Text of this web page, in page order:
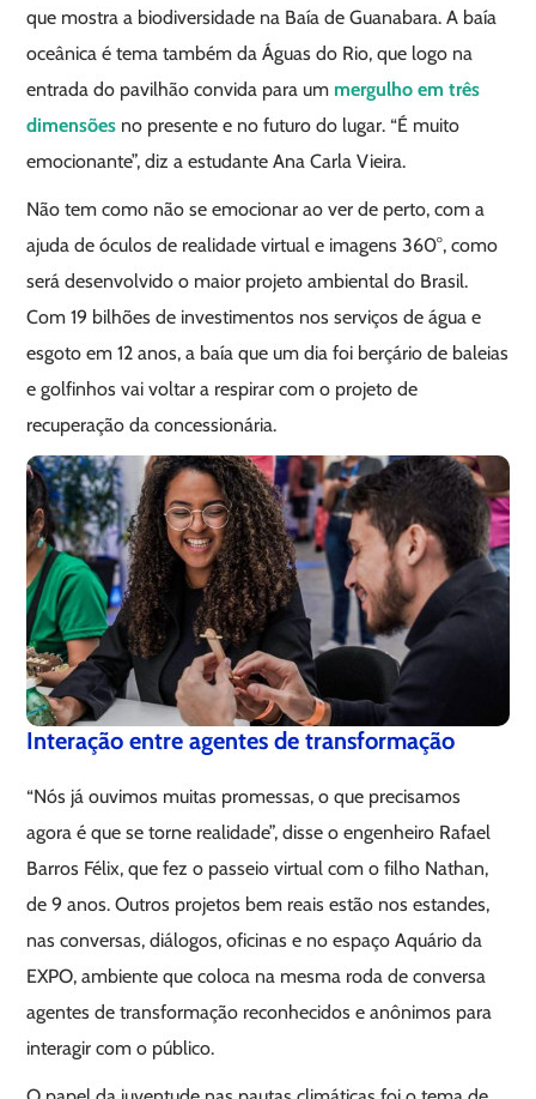
que mostra a biodiversidade na Baía de Guanabara. A baía
oceânica é tema também da Águas do Rio, que logo na
entrada do pavilhão convida para um mergulho em três
dimensões no presente e no futuro do lugar. “É muito
emocionante”, diz a estudante Ana Carla Vieira.
Não tem como não se emocionar ao ver de perto, com a
ajuda de óculos de realidade virtual e imagens 360°, como
será desenvolvido o maior projeto ambiental do Brasil.
Com 19 bilhões de investimentos nos serviços de água e
esgoto em 12 anos, a baía que um dia foi berçário de baleias
e golfinhos vai voltar a respirar com o projeto de
recuperação da concessionária.
Interação entre agentes de transformação
“Nós já ouvimos muitas promessas, o que precisamos
agora é que se torne realidade”, disse o engenheiro Rafael
Barros Félix, que fez o passeio virtual com o filho Nathan,
de 9 anos. Outros projetos bem reais estão nos estandes,
nas conversas, diálogos, oficinas e no espaço Aquário da
EXPO, ambiente que coloca na mesma roda de conversa
agentes de transformação reconhecidos e anônimos para
interagir com o público.